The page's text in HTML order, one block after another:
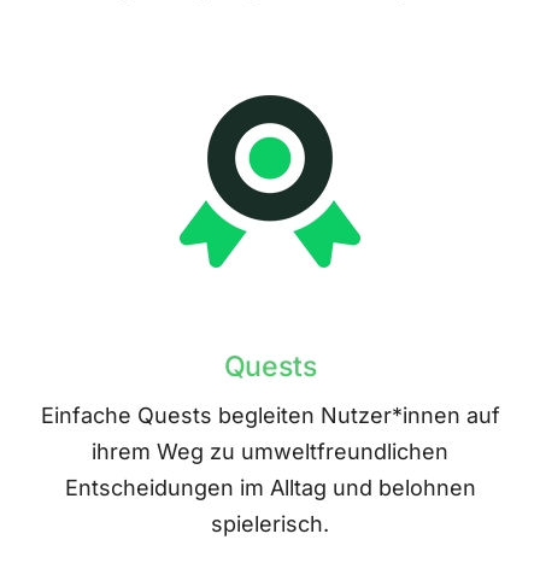
Quests
Einfache Quests begleiten Nutzer*innen auf
ihrem Weg zu umweltfreundlichen
Entscheidungen im Alltag und belohnen
spielerisch.